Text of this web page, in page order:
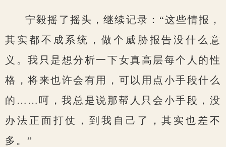
宁毅摇了摇头，继续记录：“这些情报，
其实都不成系统，做个威胁报告没什么意
义。我只是想分析一下女真高层每个人的性
格，将来也许会有用，可以用点小手段什么
的……呵，我总是说那帮人只会小手段，没
办法正面打仗，到我自己了，其实也差不
多。”